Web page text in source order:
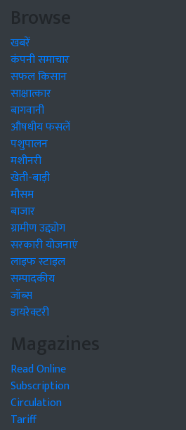
Browse
खबरें
कंपनी समाचार
सफल किसान
साक्षात्कार
बागवानी
औषधीय फसलें
पशुपालन
मशीनरी
खेती-बाड़ी
मौसम
बाजार
ग्रामीण उद्द्योग
सरकारी योजनाएं
लाइफ स्टाइल
सम्पादकीय
जॉब्स
डायरेक्टरी
Magazines
Read Online
Subscription
Circulation
Tariff